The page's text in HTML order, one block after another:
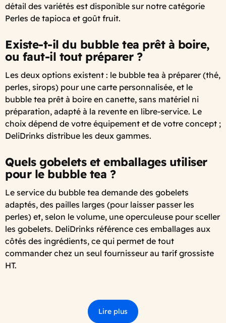
détail des variétés est disponible sur notre catégorie
Perles de tapioca et goût fruit.
Existe-t-il du bubble tea prêt à boire,
ou faut-il tout préparer ?
Les deux options existent : le bubble tea à préparer (thé,
perles, sirops) pour une carte personnalisée, et le
bubble tea prêt à boire en canette, sans matériel ni
préparation, adapté à la revente en libre-service. Le
choix dépend de votre équipement et de votre concept ;
DeliDrinks distribue les deux gammes.
Quels gobelets et emballages utiliser
pour le bubble tea ?
Le service du bubble tea demande des gobelets
adaptés, des pailles larges (pour laisser passer les
perles) et, selon le volume, une operculeuse pour sceller
les gobelets. DeliDrinks référence ces emballages aux
côtés des ingrédients, ce qui permet de tout
commander chez un seul fournisseur au tarif grossiste
HT.
Lire plus